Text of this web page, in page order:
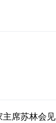
席苏林会见